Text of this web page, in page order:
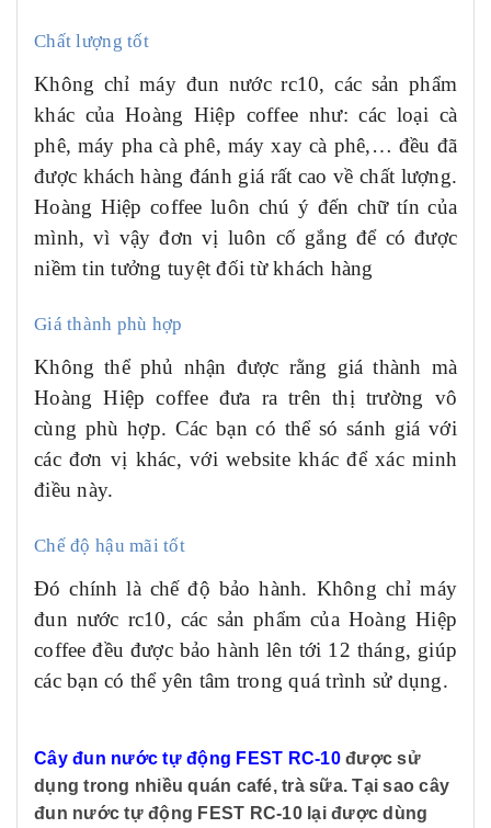
Chất lượng tốt
Không chỉ máy đun nước rc10, các sản phẩm
khác của Hoàng Hiệp coffee như: các loại cà
phê, máy pha cà phê, máy xay cà phê,… đều đã
được khách hàng đánh giá rất cao về chất lượng.
Hoàng Hiệp coffee luôn chú ý đến chữ tín của
mình, vì vậy đơn vị luôn cố gắng để có được
niềm tin tưởng tuyệt đối từ khách hàng
Giá thành phù hợp
Không thể phủ nhận được rằng giá thành mà
Hoàng Hiệp coffee đưa ra trên thị trường vô
cùng phù hợp. Các bạn có thể só sánh giá với
các đơn vị khác, với website khác để xác minh
điều này.
Chế độ hậu mãi tốt
Đó chính là chế độ bảo hành. Không chỉ máy
đun nước rc10, các sản phẩm của Hoàng Hiệp
coffee đều được bảo hành lên tới 12 tháng, giúp
các bạn có thể yên tâm trong quá trình sử dụng.
Cây đun nước tự động FEST RC-10được sử
dụng trong nhiều quán café, trà sữa. Tại sao cây
đun nước tự động FEST RC-10 lại được dùng